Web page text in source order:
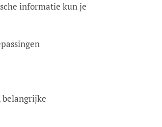
informatie kun je
belangrijke